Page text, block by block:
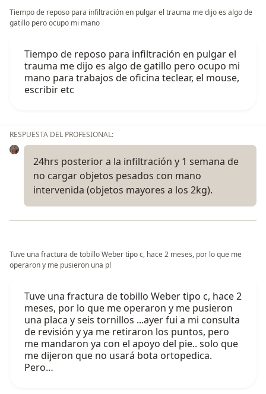
Tiempo de reposo para infiltración en pulgar el trauma me dijo es algo de
gatillo pero ocupo mi mano
Tiempo de reposo para infiltración en pulgar el
trauma me dijo es algo de gatillo pero ocupo mi
mano para trabajos de oficina teclear, el mouse,
escribir etc
RESPUESTA DEL PROFESIONAL:
24hrs posterior a la infiltración y 1 semana de
no cargar objetos pesados con mano
intervenida (objetos mayores a los 2kg).
Tuve una fractura de tobillo Weber tipo c, hace 2 meses, por lo que me
operaron y me pusieron una pl
Tuve una fractura de tobillo Weber tipo c, hace 2
meses, por lo que me operaron y me pusieron
una placa y seis tornillos ...ayer fui a mi consulta
de revisión y ya me retiraron los puntos, pero
me mandaron ya con el apoyo del pie.. solo que
me dijeron que no usará bota ortopedica.
Pero…